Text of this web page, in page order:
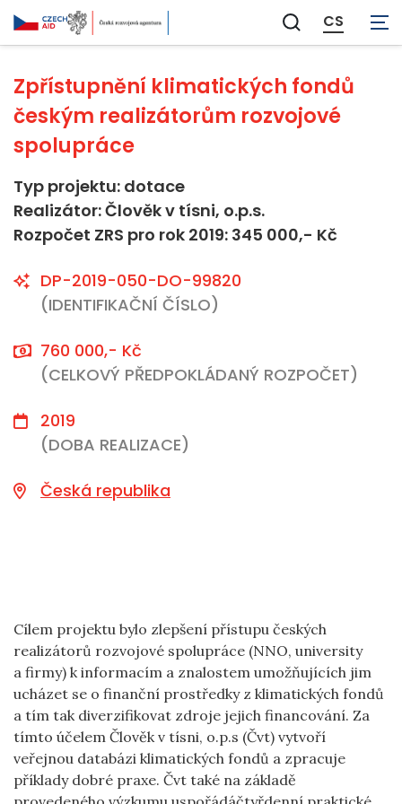
Zobrazit
vyhledávání
CS
Neaplikovatelné
Zpřístupnění klimatických fondů
českým realizátorům rozvojové
spolupráce
Typ projektu: dotace
Realizátor: Člověk v tísni, o.p.s.
Rozpočet ZRS pro rok 2019: 345 000,- Kč
DP-2019-050-DO-99820
(IDENTIFIKAČNÍ ČÍSLO)
760 000,- Kč
(CELKOVÝ PŘEDPOKLÁDANÝ ROZPOČET)
2019
(DOBA REALIZACE)
Česká republika
Cílem projektu bylo zlepšení přístupu českých
realizátorů rozvojové spolupráce (NNO, university
a firmy) k informacím a znalostem umožňujících jim
ucházet se o finanční prostředky z klimatických fondů
a tím tak diverzifikovat zdroje jejich financování. Za
tímto účelem Člověk v tísni, o.p.s (Čvt) vytvoří
veřejnou databázi klimatických fondů a zpracuje
příklady dobré praxe. Čvt také na základě